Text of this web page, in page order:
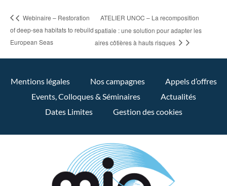
Webinaire – Restoration
of deep-sea habitats to rebuild
European Seas
ATELIER UNOC – La recomposition
spatiale : une solution pour adapter les
aires côtières à hauts risques
Mentions légales Nos campagnes
Appels d’offres
Events, Colloques & Séminaires
Actualités
Dates Limites
Gestion des cookies